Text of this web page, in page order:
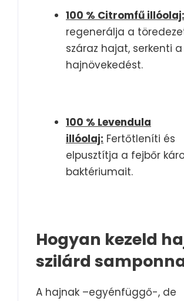
100 % Citromfű illóolaj:
regenerálja a
száraz hajat, serkenti a
hajnövekedést.
100 % Levendula
illóolaj: Fertőtleníti és
elpusztítja a fejbőr
baktériumait.
Hogyan kezeld
szilárd
A hajnak –egyénfüggő-, de